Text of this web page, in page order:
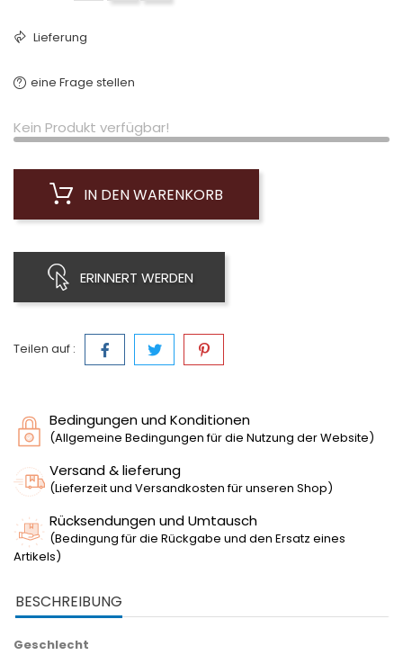
Lieferung
eine Frage stellen
Kein Produkt verfügbar!
IN DEN WARENKORB
ERINNERT WERDEN
Teilen auf :
Bedingungen und Konditionen
(Allgemeine Bedingungen für die Nutzung der Website)
Versand & lieferung
(Lieferzeit und Versandkosten für unseren Shop)
Rücksendungen und Umtausch
(Bedingung für die Rückgabe und den Ersatz eines
Artikels)
BESCHREIBUNG
Geschlecht